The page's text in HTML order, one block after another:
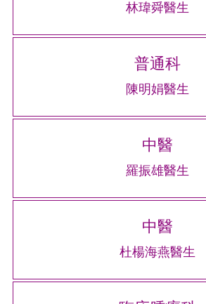
林瑋舜醫生
普通科
陳明娟醫生
中醫
羅振雄醫生
中醫
杜楊海燕醫生